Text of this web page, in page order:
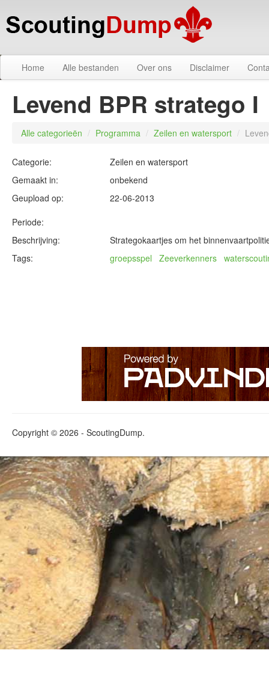
Home Alle bestanden Over ons Disclaimer
Levend BPR stratego I
Alle categorieën / Programma / Zeilen en watersport /
Categorie:
Zeilen en watersport
Gemaakt in:
onbekend
Geupload op:
22-06-2013
Periode:
Beschrijving:
Strategokaartjes om het
Tags:
groepsspel Zeeverkenners
Copyright © 2026 - ScoutingDump.